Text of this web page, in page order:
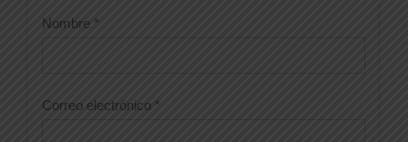
Nombre *
Correo electrónico *